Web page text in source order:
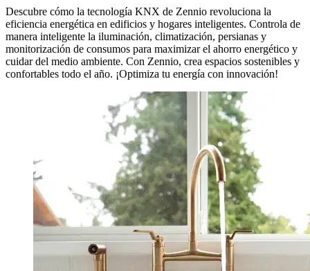
Descubre cómo la tecnología KNX de Zennio revoluciona la
eficiencia energética en edificios y hogares inteligentes. Controla de
manera inteligente la iluminación, climatización, persianas y
monitorización de consumos para maximizar el ahorro energético y
cuidar del medio ambiente. Con Zennio, crea espacios sostenibles y
confortables todo el año. ¡Optimiza tu energía con innovación!